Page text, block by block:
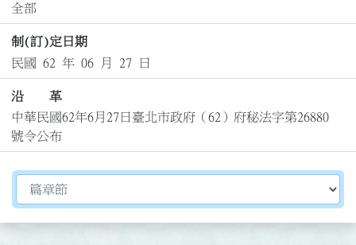
全部
制(訂)定日期
民國 62 年 06 月 27 日
沿 革
中華民國62年6月27日臺北市政府（62）府秘法字第26880
號令公布
切換選擇法規資訊內容